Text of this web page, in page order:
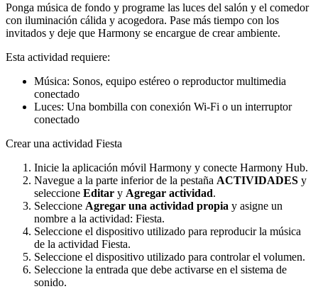
Ponga música de fondo y programe las luces del salón y el comedor
con iluminación cálida y acogedora. Pase más tiempo con los
invitados y deje que Harmony se encargue de crear ambiente.
Esta actividad requiere:
Música: Sonos, equipo estéreo o reproductor multimedia
conectado
Luces: Una bombilla con conexión Wi-Fi o un interruptor
conectado
Crear una actividad Fiesta
Inicie la aplicación móvil Harmony y conecte Harmony Hub.
Navegue a la parte inferior de la pestaña ACTIVIDADES y
seleccione Editar y Agregar actividad.
Seleccione Agregar una actividad propia y asigne un
nombre a la actividad: Fiesta.
Seleccione el dispositivo utilizado para reproducir la música
de la actividad Fiesta.
Seleccione el dispositivo utilizado para controlar el volumen.
Seleccione la entrada que debe activarse en el sistema de
sonido.